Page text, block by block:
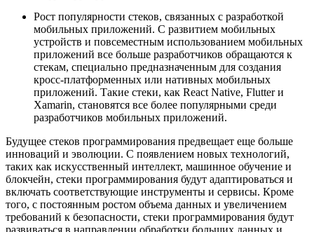
Рост популярности стеков, связанных с разработкой
мобильных приложений. С развитием мобильных
устройств и повсеместным использованием мобильных
приложений все больше разработчиков обращаются к
стекам, специально предназначенным для создания
кросс-платформенных или нативных мобильных
приложений. Такие стеки, как React Native, Flutter и
Xamarin, становятся все более популярными среди
разработчиков мобильных приложений.
Будущее стеков программирования предвещает еще больше
инноваций и эволюции. С появлением новых технологий,
таких как искусственный интеллект, машинное обучение и
блокчейн, стеки программирования будут адаптироваться и
включать соответствующие инструменты и сервисы. Кроме
того, с постоянным ростом объема данных и увеличением
требований к безопасности, стеки программирования будут